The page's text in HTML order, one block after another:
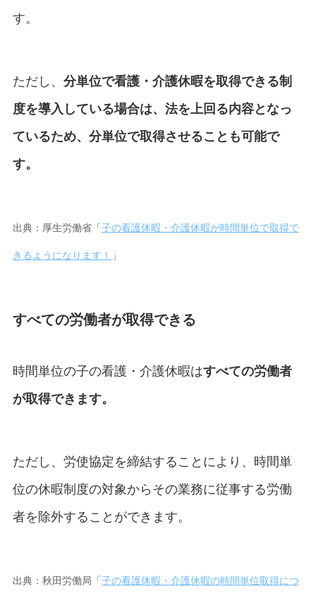
す。
ただし、 分単位で看護・介護休暇を取得できる制
度を導入している場合は、法を上回る内容となっ
ているため、分単位で取得させることも可能で
す。
出典：厚生労働省「 ⼦の看護休暇・介護休暇が時間単位で取得で
きるようになります！ 」
すべての労働者が取得できる
時間単位の子の看護・介護休暇はすべての労働者
が取得できます。
ただし、労使協定を締結することにより、時間単
位の休暇制度の対象からその業務に従事する労働
者を除外することができます。
出典：秋田労働局「 子の看護休暇・介護休暇の時間単位取得につ